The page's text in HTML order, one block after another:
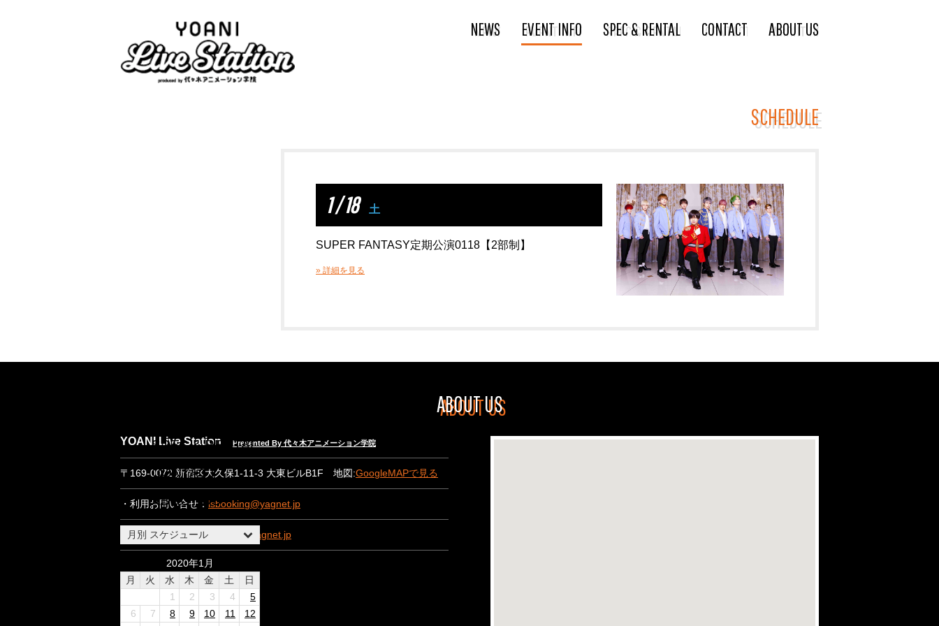
NEWS EVENT INFO SPEC & RENTAL CONTACT ABOUT US
SCHEDULE
SPEC & RENTAL
CONTACT
ABOUT US
月別 スケジュール
2020年1月
月
火 水 木 金 土
日
1
2 3 4
5
6
7 8 9 10 11
12
1 / 18 土
SUPER FANTASY定期公演0118【2部制】
» 詳細を見る
ABOUT US
YOANI Live Station Presented By 代々木アニメーション学院
〒169-0072 新宿区大久保1-11-3 大東ビルB1F 地図:GoogleMAPで見る
・利用お問い合せ： lsbooking@yagnet.jp
・一般お問い合わせ： lsinfo@yagnet.jp